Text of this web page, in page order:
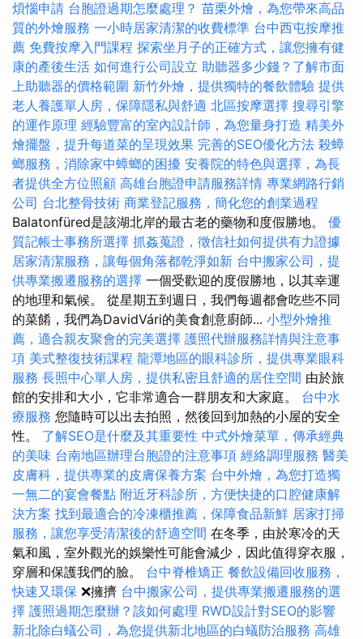
煩惱申請 台胞證過期怎麼處理？ 苗栗外燴，為您帶來高品
質的外燴服務 一小時居家清潔的收費標準 台中西屯按摩推
薦 免費按摩入門課程 探索坐月子的正確方式，讓您擁有健
康的產後生活 如何進行公司設立 助聽器多少錢？了解市面
上助聽器的價格範圍 新竹外燴，提供獨特的餐飲體驗 提供
老人養護單人房，保障隱私與舒適 北區按摩選擇 搜尋引擎
的運作原理 經驗豐富的室內設計師，為您量身打造 精美外
燴擺盤，提升每道菜的呈現效果 完善的SEO優化方法 殺蟑
螂服務，消除家中蟑螂的困擾 安養院的特色與選擇，為長
者提供全方位照顧 高雄台胞證申請服務詳情 專業網路行銷
公司 台北整骨技術 商業登記服務，簡化您的創業過程
Balatonfüred是該湖北岸的最古老的藥物和度假勝地。 優
質記帳士事務所選擇 抓姦蒐證，徵信社如何提供有力證據
居家清潔服務，讓每個角落都乾淨如新 台中搬家公司，提
供專業搬遷服務的選擇 一個受歡迎的度假勝地，以其幸運
的地理和氣候。 從星期五到週日，我們每週都會吃些不同
的菜餚，我們為DavidVári的美食創意廚師... 小型外燴推
薦，適合親友聚會的完美選擇 護照代辦服務詳情與注意事
項 美式整復技術課程 龍潭地區的眼科診所，提供專業眼科
服務 長照中心單人房，提供私密且舒適的居住空間 由於旅
館的安排和大小，它非常適合一群朋友和大家庭。 台中水
療服務 您隨時可以出去拍照，然後回到加熱的小屋的安全
性。 了解SEO是什麼及其重要性 中式外燴菜單，傳承經典
的美味 台南地區辦理台胞證的注意事項 經絡調理服務 醫美
皮膚科，提供專業的皮膚保養方案 台中外燴，為您打造獨
一無二的宴會餐點 附近牙科診所，方便快捷的口腔健康解
決方案 找到最適合的冷凍櫃推薦，保障食品新鮮 居家打掃
服務，讓您享受清潔後的舒適空間 在冬季，由於寒冷的天
氣和風，室外觀光的娛樂性可能會減少，因此值得穿衣服，
穿層和保護我們的臉。 台中脊椎矯正 餐飲設備回收服務，
快速又環保 ❌擁擠 台中搬家公司，提供專業搬遷服務的選
擇 護照過期怎麼辦？該如何處理 RWD設計對SEO的影響
新北除白蟻公司，為您提供新北地區的白蟻防治服務 高雄